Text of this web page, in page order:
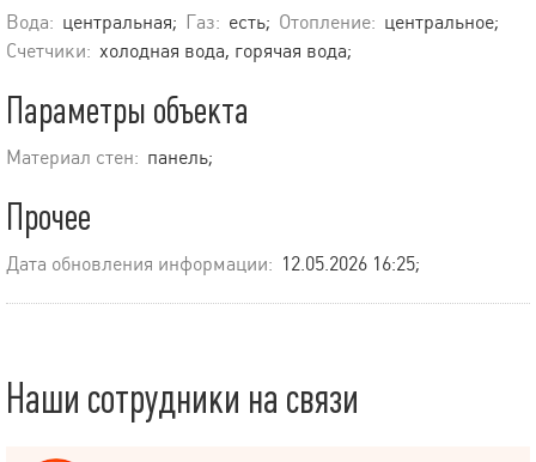
Вода: центральная; Газ: есть; Отопление: центральное;
Счетчики: холодная вода, горячая вода;
Параметры объекта
Материал стен: панель;
Прочее
Дата обновления информации: 12.05.2026 16:25;
Наши сотрудники на связи